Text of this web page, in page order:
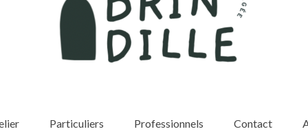
Particuliers Professionnels Contact